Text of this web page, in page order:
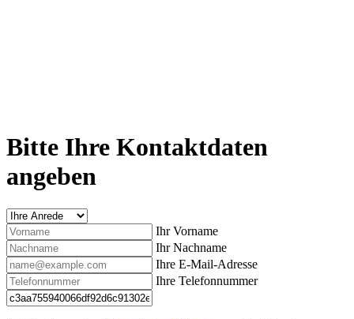
Bitte Ihre Kontaktdaten
angeben
Ihr Vorname
Ihr Nachname
Ihre E-Mail-Adresse
Ihre Telefonnummer